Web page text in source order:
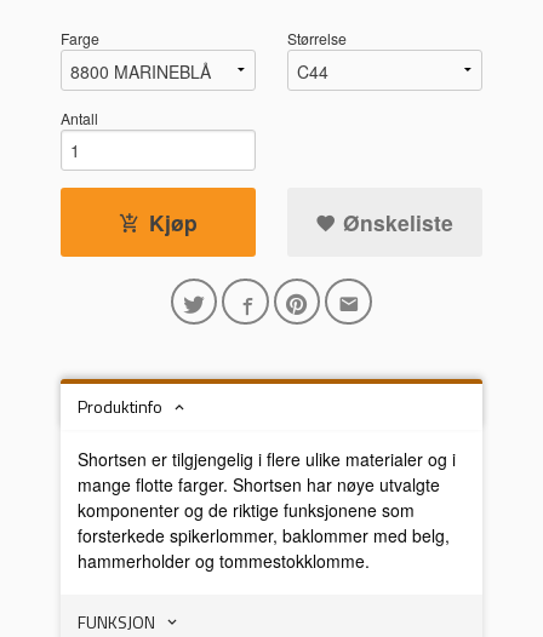
Farge Størrelse
Antall
Kjøp Ønskeliste
Produktinfo
Shortsen er tilgjengelig i flere ulike materialer og i
mange flotte farger. Shortsen har nøye utvalgte
komponenter og de riktige funksjonene som
forsterkede spikerlommer, baklommer med belg,
hammerholder og tommestokklomme.
FUNKSJON